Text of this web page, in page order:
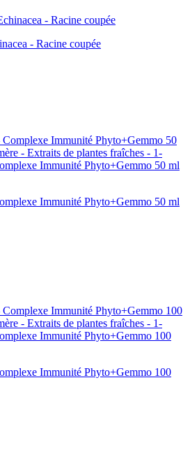
- Racine coupée
Immunité Phyto+Gemmo 50 ml
Immunité Phyto+Gemmo 100